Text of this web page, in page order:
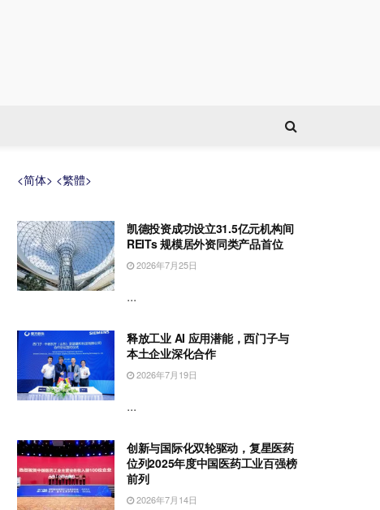
<简体> <繁體>
凯德投资成功设立31.5亿元机构间
REITs 规模居外资同类产品首位
2026年7月25日
...
释放工业 AI 应用潜能，西门子与
本土企业深化合作
2026年7月19日
...
创新与国际化双轮驱动，复星医药
位列2025年度中国医药工业百强榜
前列
2026年7月14日